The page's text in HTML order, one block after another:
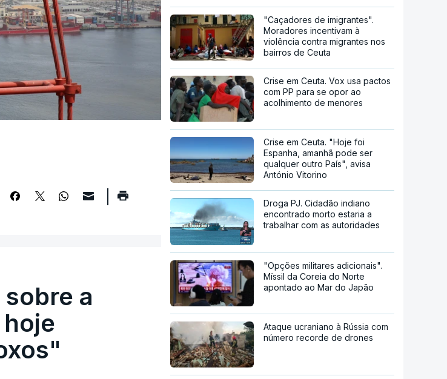
a
"Caçadores de imigrantes".
Moradores incentivam à
violência contra migrantes nos
bairros de Ceuta
Crise em Ceuta. Vox usa pactos
com PP para se opor ao
acolhimento de menores
Crise em Ceuta. "Hoje foi
Espanha, amanhã pode ser
qualquer outro País", avisa
António Vitorino
Droga PJ. Cidadão indiano
encontrado morto estaria a
trabalhar com as autoridades
"Opções militares adicionais".
Míssil da Coreia do Norte
apontado ao Mar do Japão
Ataque ucraniano à Rússia com
número recorde de drones